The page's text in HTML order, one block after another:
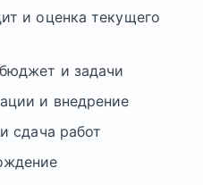
и оценка текущего
и задачи
и внедрение
сдача работ